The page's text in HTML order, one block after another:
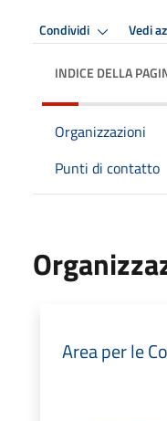
Condividi Vedi
INDICE DELLA
Organizzazioni
Punti di contatto
Area per le